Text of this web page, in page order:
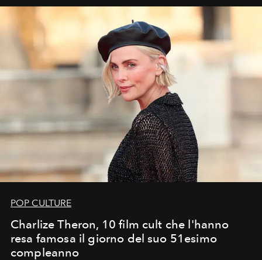
POP CULTURE
Charlize Theron, 10 film cult che l'hanno
resa famosa il giorno del suo 51esimo
compleanno